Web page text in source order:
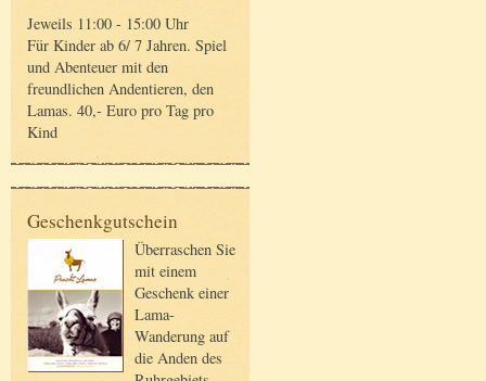
Jeweils 11:00 - 15:00 Uhr
Für Kinder ab 6/ 7 Jahren. Spiel
und Abenteuer mit den
freundlichen Andentieren, den
Lamas. 40,- Euro pro Tag pro
Kind
Geschenkgutschein
Überraschen Sie
mit einem
Geschenk einer
Lama-
Wanderung auf
die Anden des